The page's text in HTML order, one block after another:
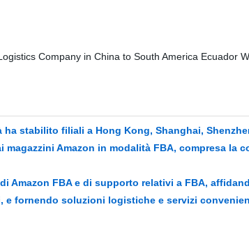
stabilito filiali a Hong Kong, Shanghai,
Amazon in modalità FBA, compresa la
FBA e di supporto relativi a FBA,
fornendo soluzioni logistiche e servizi